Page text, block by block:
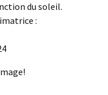
du soleil.
: